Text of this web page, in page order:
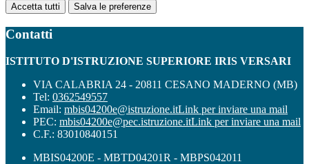
Accetta tutti Salva le preferenze
Contatti
ISTITUTO D'ISTRUZIONE SUPERIORE IRIS VERSARI
VIA CALABRIA 24 - 20811 CESANO MADERNO (MB)
Tel: 0362549557
Email: mbis04200e@istruzione.itLink per inviare una mail
PEC: mbis04200e@pec.istruzione.itLink per inviare una mail
C.F.: 83010840151
MBIS04200E - MBTD04201R - MBPS042011